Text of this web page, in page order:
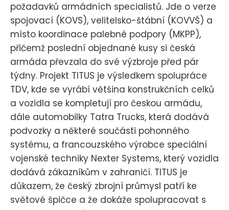
požadavků armádních specialistů. Jde o verze
spojovací (KOVS), velitelsko-štábní (KOVVŠ) a
místo koordinace palebné podpory (MKPP),
přičemž poslední objednané kusy si česká
armáda převzala do své výzbroje před pár
týdny. Projekt TITUS je výsledkem spolupráce
TDV, kde se vyrábí většina konstrukčních celků
a vozidla se kompletují pro českou armádu,
dále automobilky Tatra Trucks, která dodává
podvozky a některé součásti pohonného
systému, a francouzského výrobce speciální
vojenské techniky Nexter Systems, který vozidla
dodává zákazníkům v zahraničí. TITUS je
důkazem, že český zbrojní průmysl patří ke
světové špičce a že dokáže spolupracovat s